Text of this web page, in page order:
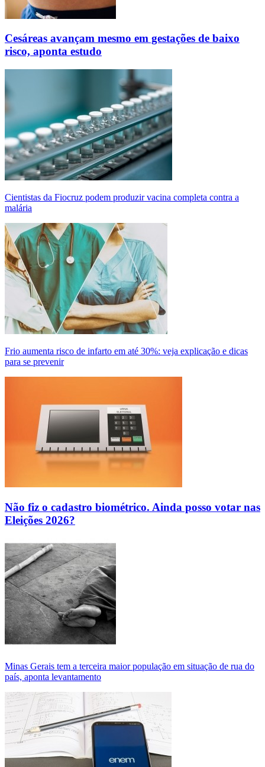
Cesáreas avançam mesmo em gestações de baixo
risco, aponta estudo
Cientistas da Fiocruz podem produzir vacina completa contra a
malária
Frio aumenta risco de infarto em até 30%: veja explicação e dicas
para se prevenir
Não fiz o cadastro biométrico. Ainda posso votar nas
Eleições 2026?
Minas Gerais tem a terceira maior população em situação de rua do
país, aponta levantamento